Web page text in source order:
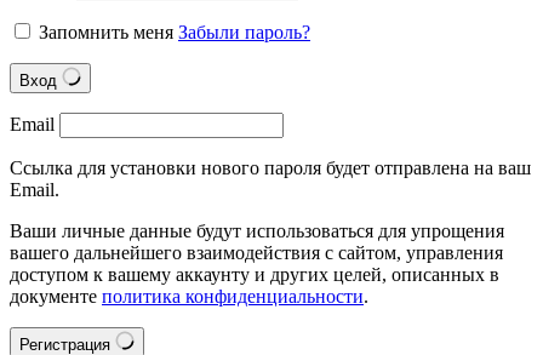
Запомнить меня Забыли пароль?
Вход
Email
Ссылка для установки нового пароля будет отправлена на ваш
Email.
Ваши личные данные будут использоваться для упрощения
вашего дальнейшего взаимодействия с сайтом, управления
доступом к вашему аккаунту и других целей, описанных в
документе политика конфиденциальности.
Регистрация